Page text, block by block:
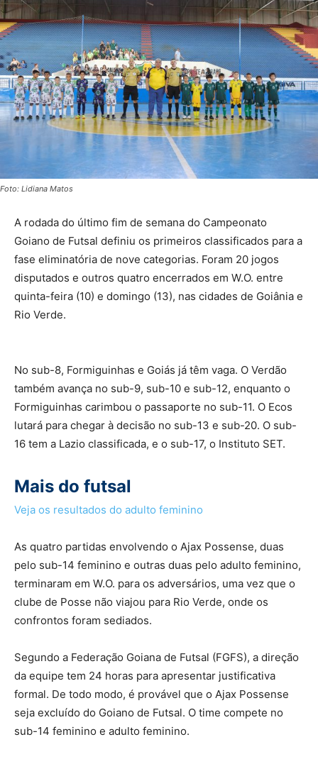
Foto: Lidiana Matos
A rodada do último fim de semana do Campeonato
Goiano de Futsal definiu os primeiros classificados para a
fase eliminatória de nove categorias. Foram 20 jogos
disputados e outros quatro encerrados em W.O. entre
quinta-feira (10) e domingo (13), nas cidades de Goiânia e
Rio Verde.
No sub-8, Formiguinhas e Goiás já têm vaga. O Verdão
também avança no sub-9, sub-10 e sub-12, enquanto o
Formiguinhas carimbou o passaporte no sub-11. O Ecos
lutará para chegar à decisão no sub-13 e sub-20. O sub-
16 tem a Lazio classificada, e o sub-17, o Instituto SET.
Mais do futsal
Veja os resultados do adulto feminino
As quatro partidas envolvendo o Ajax Possense, duas
pelo sub-14 feminino e outras duas pelo adulto feminino,
terminaram em W.O. para os adversários, uma vez que o
clube de Posse não viajou para Rio Verde, onde os
confrontos foram sediados.
Segundo a Federação Goiana de Futsal (FGFS), a direção
da equipe tem 24 horas para apresentar justificativa
formal. De todo modo, é provável que o Ajax Possense
seja excluído do Goiano de Futsal. O time compete no
sub-14 feminino e adulto feminino.